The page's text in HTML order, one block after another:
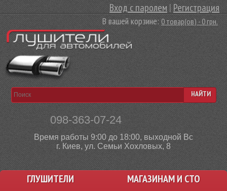
Вход с паролем |Регистрация
В вашей корзине:0 товар(ов) - 0 грн.
098-363-07-24
Время работы 9:00 до 18:00, выходной Вс
г. Киев, ул. Семьи Хохловых, 8
НАЙТИ
ГЛУШИТЕЛИ
МАГАЗИНАМ И СТО